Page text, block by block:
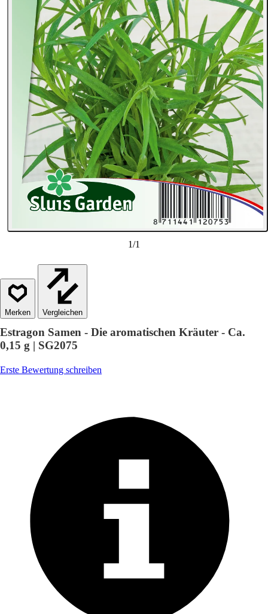
1/1
Vergleichen
Estragon Samen - Die aromatischen Kräuter - Ca.
0,15 g | SG2075
Erste Bewertung schreiben